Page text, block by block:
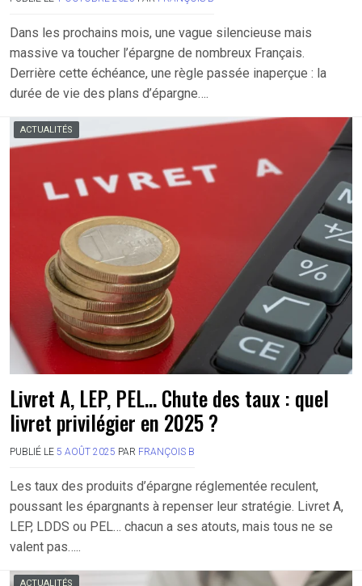
Dans les prochains mois, une vague silencieuse mais
massive va toucher l’épargne de nombreux Français.
Derrière cette échéance, une règle passée inaperçue : la
durée de vie des plans d’épargne….
ACTUALITÉS
Livret A, LEP, PEL… Chute des taux : quel
livret privilégier en 2025 ?
PUBLIÉ LE 5 AOÛT 2025 PAR FRANÇOIS B
Les taux des produits d’épargne réglementée reculent,
poussant les épargnants à repenser leur stratégie. Livret A,
LEP, LDDS ou PEL… chacun a ses atouts, mais tous ne se
valent pas…..
ACTUALITÉS